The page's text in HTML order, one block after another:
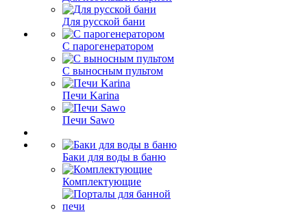
Для русской бани
С парогенератором
С выносным пультом
Печи Karina
Печи Sawo
Баки для воды в баню
Комплектующие